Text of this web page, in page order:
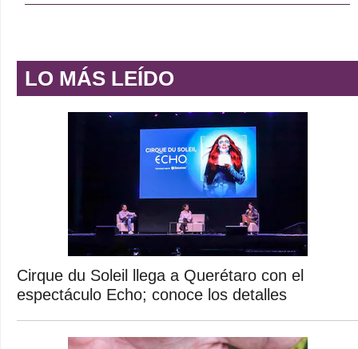
LO MÁS LEÍDO
Cirque du Soleil llega a Querétaro con el
espectáculo Echo; conoce los detalles